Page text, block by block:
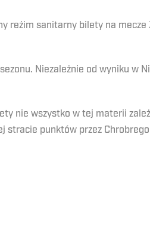
reżim sanitarny bilety na
Niezależnie od wyniku w
nie wszystko w tej materii
punktów przez